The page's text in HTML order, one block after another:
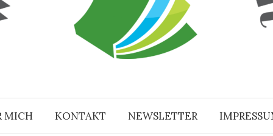
MICH KONTAKT NEWSLETTER